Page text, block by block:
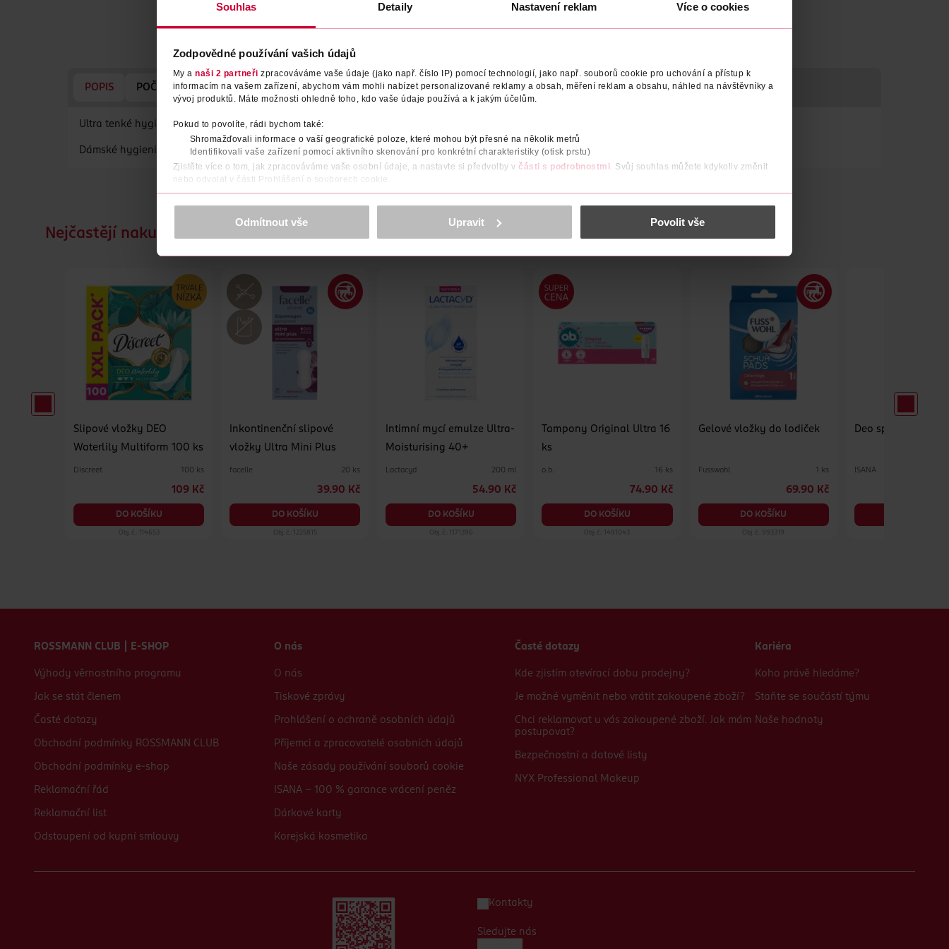
Souhlas Detaily Nastavení reklam Více o cookies
Zodpovědné používání vašich údajů
My a naši 2 partneři zpracováváme vaše údaje (jako např. číslo IP) pomocí technologií, jako např. souborů cookie pro uchování a přístup k
informacím na vašem zařízení, abychom vám mohli nabízet personalizované reklamy a obsah, měření reklam a obsahu, náhled na návštěvníky a
vývoj produktů. Máte možnosti ohledně toho, kdo vaše údaje používá a k jakým účelům.
Pokud to povolíte, rádi bychom také:
Shromažďovali informace o vaší geografické poloze, které mohou být přesné na několik metrů
Identifikovali vaše zařízení pomocí aktivního skenování pro konkrétní charakteristiky (otisk prstu)
Zjistěte více o tom, jak zpracováváme vaše osobní údaje, a nastavte si předvolby v části s podrobnostmi. Svůj souhlas můžete kdykoliv změnit
nebo odvolat v části Prohlášení o souborech cookie.
K provozu stránek, personalizaci obsahu a reklam, funkcí sociálních médií, analýze návštěvnosti, které mohou nést osobní údaje.
prohlášení o ochraně osobních údajů.
Děkujeme za pochopení. >více o cookies<
Odmítnout vše Upravit Povolit vše
POPIS POČET VÝROBCE/DODAVATEL
Ultra tenké hygienické vložky pro pocit bezpečí během Vašich dní. Bavlněné a s parfemací. Jednotlivě balené.
Dámské hygienické vložky s parfémem.
Nejčastějí nakupované společně
Slipové vložky DEO
Waterlily Multiform 100 ks
Discreet 100 ks
109 Kč
DO KOŠÍKU
Obj. č.: 114653
Inkontinenční slipové
vložky Ultra Mini Plus
facelle 20 ks
39.90 Kč
DO KOŠÍKU
Obj. č.: 1225815
Intimní mycí emulze Ultra-
Moisturising 40+
Lactacyd 200 ml
54.90 Kč
DO KOŠÍKU
Obj. č.: 1171396
Tampony Original Ultra 16
ks
o.b. 16 ks
74.90 Kč
DO KOŠÍKU
Obj. č.: 1491043
Gelové vložky do lodiček
Fusswohl 1 ks
69.90 Kč
DO KOŠÍKU
Obj. č.: 993319
Deo sprej Coral
ISANA
ROSSMANN CLUB | E-SHOP
Výhody věrnostního programu
Jak se stát členem
Časté dotazy
Obchodní podmínky ROSSMANN CLUB
Obchodní podmínky e-shop
Reklamační řád
Reklamační list
Odstoupení od kupní smlouvy
O nás
O nás
Tiskové zprávy
Prohlášení o ochraně osobních údajů
Příjemci a zpracovatelé osobních údajů
Naše zásady používání souborů cookie
ISANA - 100 % garance vrácení peněz
Dárkové karty
Korejská kosmetika
Časté dotazy
Kde zjistím otevírací dobu prodejny?
Je možné vyměnit nebo vrátit zakoupené zboží?
Chci reklamovat u vás zakoupené zboží. Jak mám
postupovat?
Bezpečnostní a datové listy
NYX Professional Makeup
Kariéra
Koho právě hledáme?
Staňte se součástí týmu
Naše hodnoty
Kontakty
Sledujte nás